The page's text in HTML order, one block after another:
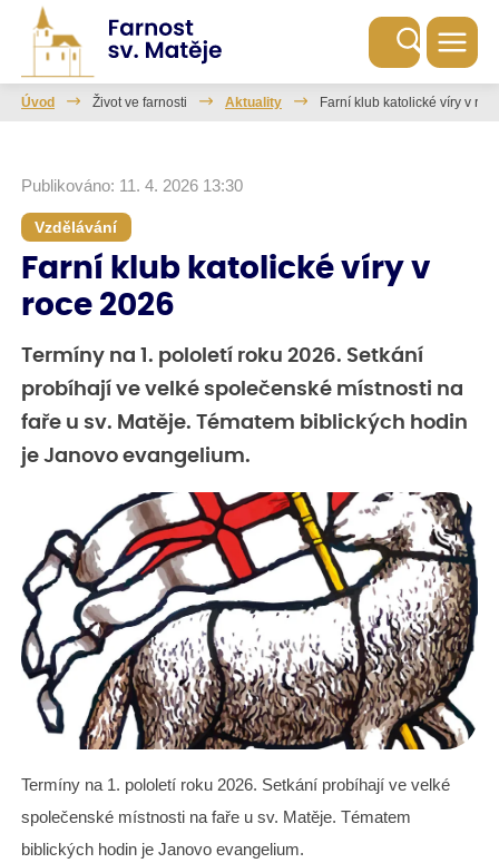
Úvod Život ve farnosti Aktuality Farní klub katolické víry v
Publikováno: 11. 4. 2026 13:30
Vzdělávání
Farní klub katolické víry v
roce 2026
Termíny na 1. pololetí roku 2026. Setkání
probíhají ve velké společenské místnosti na
faře u sv. Matěje. Tématem biblických hodin
je Janovo evangelium.
Termíny na 1. pololetí roku 2026. Setkání probíhají ve velké
společenské místnosti na faře u sv. Matěje. Tématem
biblických hodin je Janovo evangelium.